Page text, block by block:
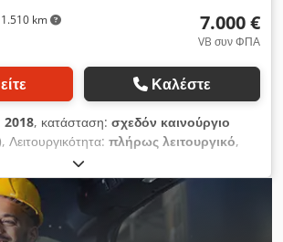
1.510 km 7.000 €
VB συν ΦΠΑ
Καλέστε
2018, κατάσταση: σχεδόν καινούργιο
, Λειτουργικότητα: πλήρως λειτουργικό,
Nussbaum, τύπου 2,5 NT, ωφέλιμο
Aiezmt N Aoler